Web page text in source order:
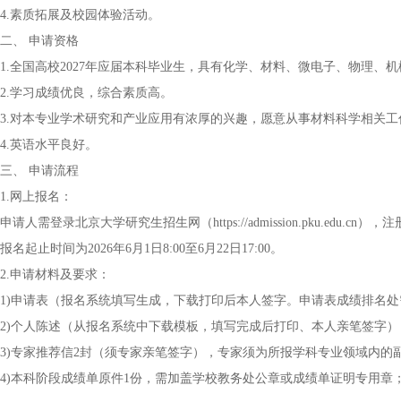
4.素质拓展及校园体验活动。
二、 申请资格
1.全国高校2027年应届本科毕业生，具有化学、材料、微电子、物理、
2.学习成绩优良，综合素质高。
3.对本专业学术研究和产业应用有浓厚的兴趣，愿意从事材料科学相关工
4.英语水平良好。
三、 申请流程
1.网上报名：
申请人需登录北京大学研究生招生网（https://admission.pku.edu.cn），
报名起止时间为2026年6月1日8:00至6月22日17:00。
2.申请材料及要求：
1)申请表（报名系统填写生成，下载打印后本人签字。申请表成绩排名
2)个人陈述（从报名系统中下载模板，填写完成后打印、本人亲笔签字
3)专家推荐信2封（须专家亲笔签字），专家须为所报学科专业领域内
4)本科阶段成绩单原件1份，需加盖学校教务处公章或成绩单证明专用章